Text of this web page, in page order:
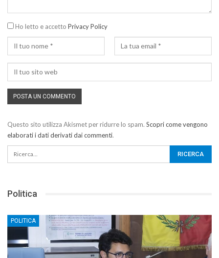
Ho letto e accetto Privacy Policy
Questo sito utilizza Akismet per ridurre lo spam. Scopri come vengono
elaborati i dati derivati dai commenti.
Politica
POLITICA